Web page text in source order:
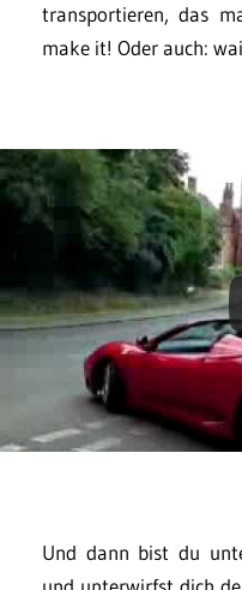
transportieren, das
make it! Oder auch:
Und dann bist du